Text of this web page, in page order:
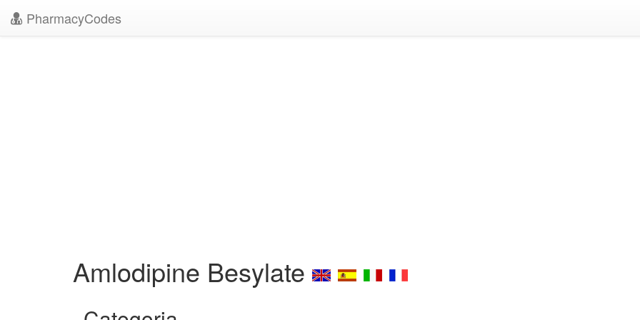
PharmacyCodes
Amlodipine Besylate